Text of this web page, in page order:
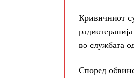
Кривичниот
во службата
Според